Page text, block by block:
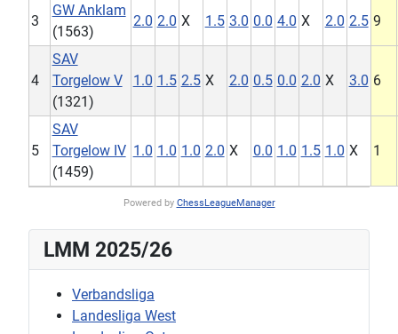
3
GW Anklam
(1563)
2.0 2.0 X 1.5 3.0 0.0 4.0 X 2.0 2.5 9
4
SAV
Torgelow V
(1321)
1.0 1.5 2.5 X 2.0 0.5 0.0 2.0 X 3.0 6
5
SAV
Torgelow IV
(1459)
1.0 1.0 1.0 2.0 X 0.0 1.0 1.5 1.0 X 1
Powered by ChessLeagueManager
LMM 2025/26
Verbandsliga
Landesliga West